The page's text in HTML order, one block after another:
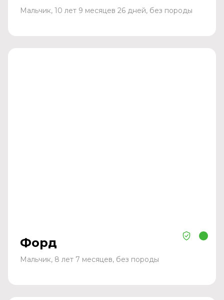
Мальчик, 10 лет 9 месяцев 26 дней, без породы
Форд
Мальчик, 8 лет 7 месяцев, без породы